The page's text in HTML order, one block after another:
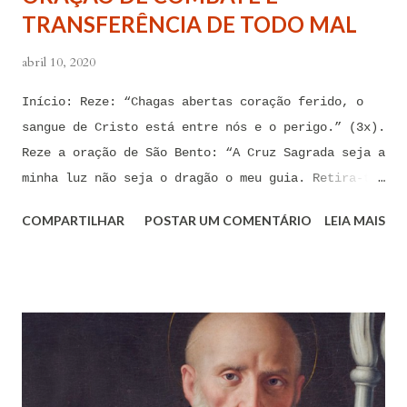
sentimental, de devassidão, de adultério, de
TRANSFERÊNCIA DE TODO MAL
abril 10, 2020
Início: Reze: “Chagas abertas coração ferido, o
sangue de Cristo está entre nós e o perigo.” (3x).
Reze a oração de São Bento: “A Cruz Sagrada seja a
minha luz não seja o dragão o meu guia. Retira-te
que me ofereces, bebe tu mesmo o teu veneno.” Reze
Aleluia!” Proclame com fé e autoridade: “O Senhor
te confunda satã, confunda-te o Senhor.” (Zacarias
3,2) Reze: Ave Maria cheia de Graça... Oração: Eu
COMPARTILHAR POSTAR UM COMENTÁRIO LEIA MAIS